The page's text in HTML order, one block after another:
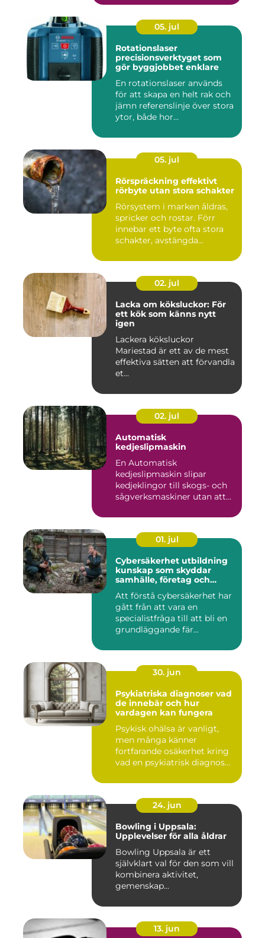
05. jul
Rotationslaser
precisionsverktyget som
gör byggjobbet enklare
En rotationslaser används
för att skapa en helt rak och
jämn referenslinje över stora
ytor, både hor...
05. jul
Rörspräckning effektivt
rörbyte utan stora schakter
Rörsystem i marken åldras,
spricker och rostar. Förr
innebar ett byte ofta stora
schakter, avstängda...
02. jul
Lacka om köksluckor: För
ett kök som känns nytt
igen
Lackera köksluckor
Mariestad är ett av de mest
effektiva sätten att förvandla
et...
02. jul
Automatisk
kedjeslipmaskin
En Automatisk
kedjeslipmaskin slipar
kedjeklingor till skogs- och
sågverksmaskiner utan att
01. jul
Cybersäkerhet utbildning
kunskap som skyddar
samhälle, företag och
Att förstå cybersäkerhet har
gått från att vara en
specialistfråga till att bli en
grundläggande fär...
30. jun
Psykiatriska diagnoser vad
de innebär och hur
vardagen kan fungera
Psykisk ohälsa är vanligt,
men många känner
fortfarande osäkerhet kring
vad en psykiatrisk diagnos
24. jun
Bowling i Uppsala:
Upplevelser för alla åldrar
Bowling Uppsala är ett
självklart val för den som vill
kombinera aktivitet,
gemenskap...
13. jun